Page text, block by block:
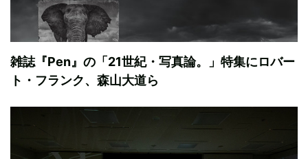
雑誌『Pen』の「21世紀・写真論。」特集にロバー
ト・フランク、森山大道ら